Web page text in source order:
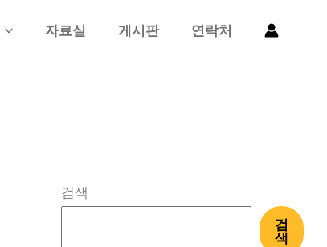
자료실 게시판 연락처
검색
검
색